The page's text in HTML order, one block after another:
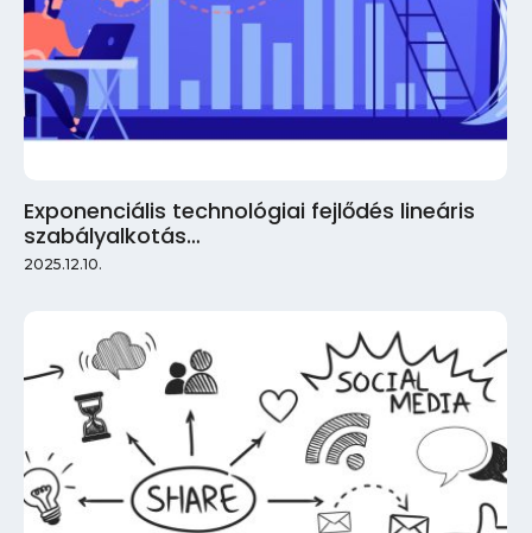
Exponenciális technológiai fejlődés lineáris
szabályalkotás…
2025.12.10.